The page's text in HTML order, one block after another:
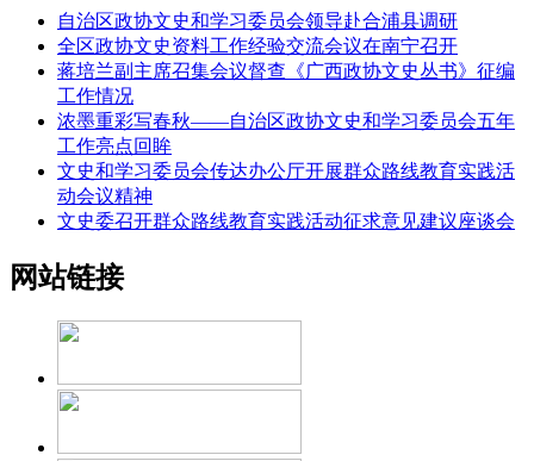
自治区政协文史和学习委员会领导赴合浦县调研
全区政协文史资料工作经验交流会议在南宁召开
蒋培兰副主席召集会议督查《广西政协文史丛书》征编
工作情况
浓墨重彩写春秋——自治区政协文史和学习委员会五年
工作亮点回眸
文史和学习委员会传达办公厅开展群众路线教育实践活
动会议精神
文史委召开群众路线教育实践活动征求意见建议座谈会
网站链接